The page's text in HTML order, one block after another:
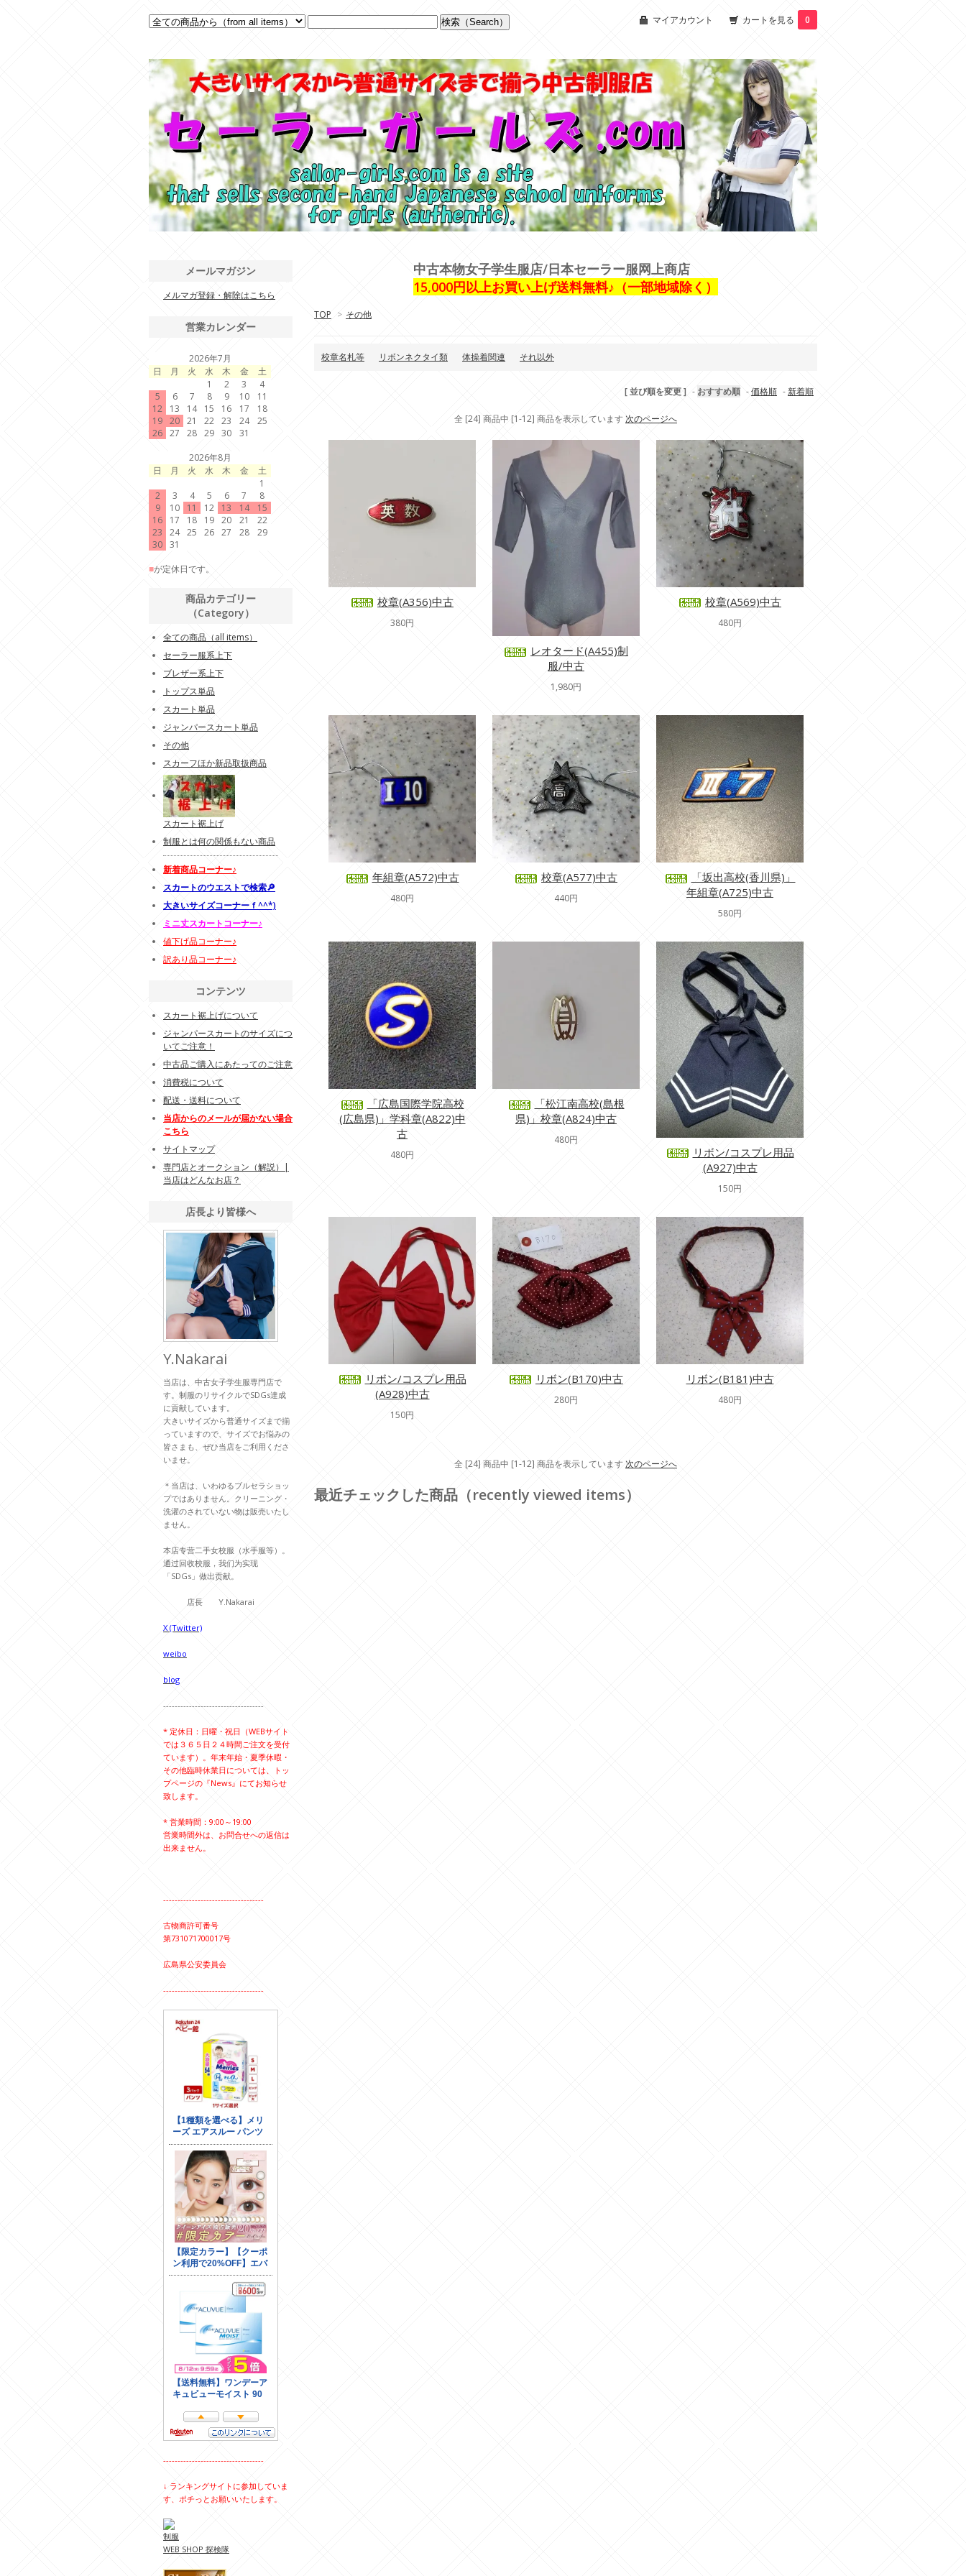
マイアカウント カートを見る 0
中古本物女子学生服店/日本セーラー服网上商店
15,000円以上お買い上げ送料無料♪（一部地域除く）
TOP > その他
校章名札等 リボンネクタイ類 体操着関連 それ以外
[ 並び順を変更 ] - おすすめ順 -価格順 -新着順
全 [24] 商品中 [1-12] 商品を表示しています 次のページへ
校章(A356)中古
380円
レオタード(A455)制
服/中古
1,980円
校章(A569)中古
480円
年組章(A572)中古
480円
校章(A577)中古
440円
「坂出高校(香川県)」
年組章(A725)中古
580円
「広島国際学院高校
(広島県)」学科章(A822)中
古
480円
「松江南高校(島根
県)」校章(A824)中古
480円
リボン/コスプレ用品
(A927)中古
150円
リボン/コスプレ用品
(A928)中古
150円
リボン(B170)中古
280円
リボン(B181)中古
480円
全 [24] 商品中 [1-12] 商品を表示しています 次のページへ
最近チェックした商品（recently viewed items）
メールマガジン
メルマガ登録・解除はこちら
営業カレンダー
2026年7月
日
月 火 水 木 金
土
1
2 3
4
5
6 7 8 9 10
11
12
13 14 15 16 17
18
19 20 21 22 23 24
25
26 27 28 29 30
31
2026年8月
日
月 火 水 木 金
土
1
2
3 4 5 6 7
8
9
10 11 12 13 14
15
16
17 18 19 20 21
22
23
24 25 26 27 28
29
30 31
■が定休日です。
商品カテゴリー
（Category）
全ての商品（all items）
セーラー服系上下
ブレザー系上下
トップス単品
スカート単品
ジャンパースカート単品
その他
スカーフほか新品取扱商品
スカート裾上げ
制服とは何の関係もない商品
新着商品コーナー♪
スカートのウエストで検索🔎
大きいサイズコーナーｆ^^*)
ミニ丈スカートコーナー♪
値下げ品コーナー♪
訳あり品コーナー♪
コンテンツ
スカート裾上げについて
ジャンパースカートのサイズにつ
いてご注意！
中古品ご購入にあたってのご注意
消費税について
配送・送料について
当店からのメールが届かない場合
こちら
サイトマップ
専門店とオークション（解説）|
当店はどんなお店？
店長より皆様へ
Y.Nakarai
当店は、中古女子学生服専門店で
す。制服のリサイクルでSDGs達成
に貢献しています。
大きいサイズから普通サイズまで揃
っていますので、サイズでお悩みの
皆さまも、ぜひ当店をご利用くださ
いませ。
＊当店は、いわゆるブルセラショッ
プではありません。クリーニング・
洗濯のされていない物は販売いたし
ません。
本店专营二手女校服（水手服等）。
通过回收校服，我们为实现
「SDGs」做出贡献。
店長 Y.Nakarai
X (Twitter)
weibo
blog
-----------------------------------
* 定休日：日曜・祝日（WEBサイト
では３６５日２４時間ご注文を受付
ています）。年末年始・夏季休暇・
その他臨時休業日については、トッ
プページの『News』にてお知らせ
致します。
* 営業時間：9:00～19:00
営業時間外は、お問合せへの返信は
出来ません。
-----------------------------------
古物商許可番号
第731071700017号
広島県公安委員会
-----------------------------------
-----------------------------------
↓ ランキングサイトに参加していま
す、ポチっとお願いいたします。
制服
WEB SHOP 探検隊